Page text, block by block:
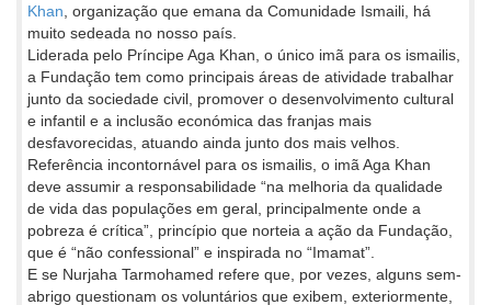
Khan , organização que emana da Comunidade Ismaili, há
muito sedeada no nosso país.
Liderada pelo Príncipe Aga Khan, o único imã para os ismailis,
a Fundação tem como principais áreas de atividade trabalhar
junto da sociedade civil, promover o desenvolvimento cultural
e infantil e a inclusão económica das franjas mais
desfavorecidas, atuando ainda junto dos mais velhos.
Referência incontornável para os ismailis, o imã Aga Khan
deve assumir a responsabilidade “na melhoria da qualidade
de vida das populações em geral, principalmente onde a
pobreza é crítica”, princípio que norteia a ação da Fundação,
que é “não confessional” e inspirada no “Imamat”.
E se Nurjaha Tarmohamed refere que, por vezes, alguns sem-
abrigo questionam os voluntários que exibem, exteriormente,